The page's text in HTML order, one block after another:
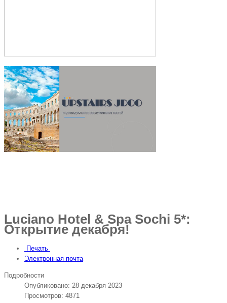
Luciano Hotel & Spa Sochi 5*:
Открытие декабря!
Печать
Электронная почта
Подробности
Опубликовано: 28 декабря 2023
Просмотров: 4871